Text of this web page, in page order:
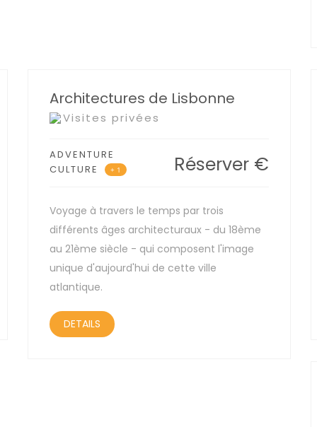
Architectures de Lisbonne
Visites privées
ADVENTURE
CULTURE
+ 1 Réserver €
Voyage à travers le temps par trois
différents âges architecturaux - du 18ème
au 21ème siècle - qui composent l'image
unique d'aujourd'hui de cette ville
atlantique.
DETAILS